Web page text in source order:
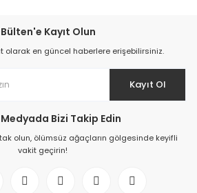
Kayıt Olun
olarak en güncel haberlere erişebilirsiniz.
Kayıt Ol
Bizi Takip Edin
olun, ölümsüz ağaçların gölgesinde keyifli
vakit geçirin!